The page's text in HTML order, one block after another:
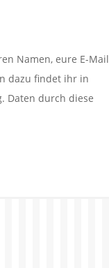
Namen, eure E-Mail
dazu findet ihr in
Daten durch diese